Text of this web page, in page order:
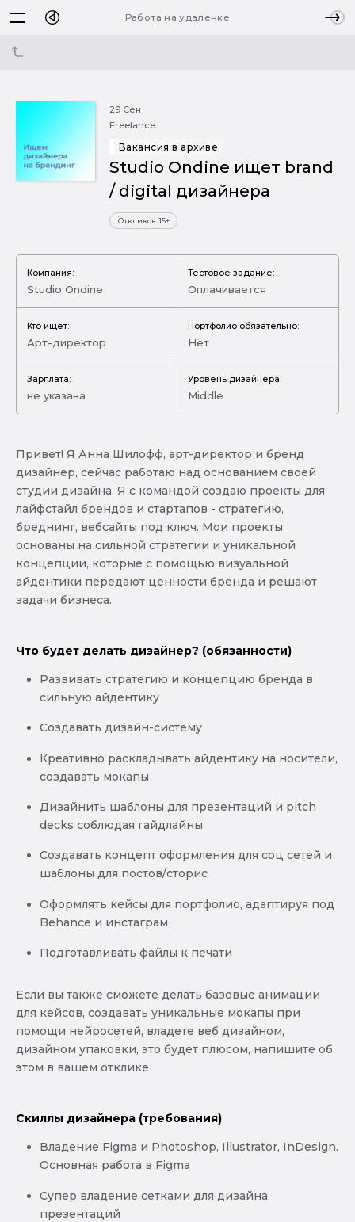
Работа на удаленке
29 Сен
Freelance
Вакансия в архиве
Studio Ondine ищет brand
/ digital дизайнера
Откликов 15+
Компания:
Studio Ondine
Тестовое задание:
Оплачивается
Кто ищет:
Арт-директор
Портфолио обязательно:
Нет
Зарплата:
не указана
Уровень дизайнера:
Middle
Привет! Я Анна Шилофф, арт-директор и бренд
дизайнер, сейчас работаю над основанием своей
студии дизайна. Я с командой создаю проекты для
лайфстайл брендов и стартапов - стратегию,
бреднинг, вебсайты под ключ. Мои проекты
основаны на сильной стратегии и уникальной
концепции, которые с помощью визуальной
айдентики передают ценности бренда и решают
задачи бизнеса.
Что будет делать дизайнер? (обязанности)
Развивать стратегию и концепцию бренда в
сильную айдентику
Создавать дизайн-систему
Креативно раскладывать айдентику на носители,
создавать мокапы
Дизайнить шаблоны для презентаций и pitch
decks соблюдая гайдлайны
Создавать концепт оформления для соц сетей и
шаблоны для постов/сторис
Оформлять кейсы для портфолио, адаптируя под
Behance и инстаграм
Подготавливать файлы к печати
Если вы также сможете делать базовые анимации
для кейсов, создавать уникальные мокапы при
помощи нейросетей, владете веб дизайном,
дизайном упаковки, это будет плюсом, напишите об
этом в вашем отклике
Скиллы дизайнера (требования)
Владение Figma и Photoshop, Illustrator, InDesign.
Основная работа в Figma
Супер владение сетками для дизайна
презентаций